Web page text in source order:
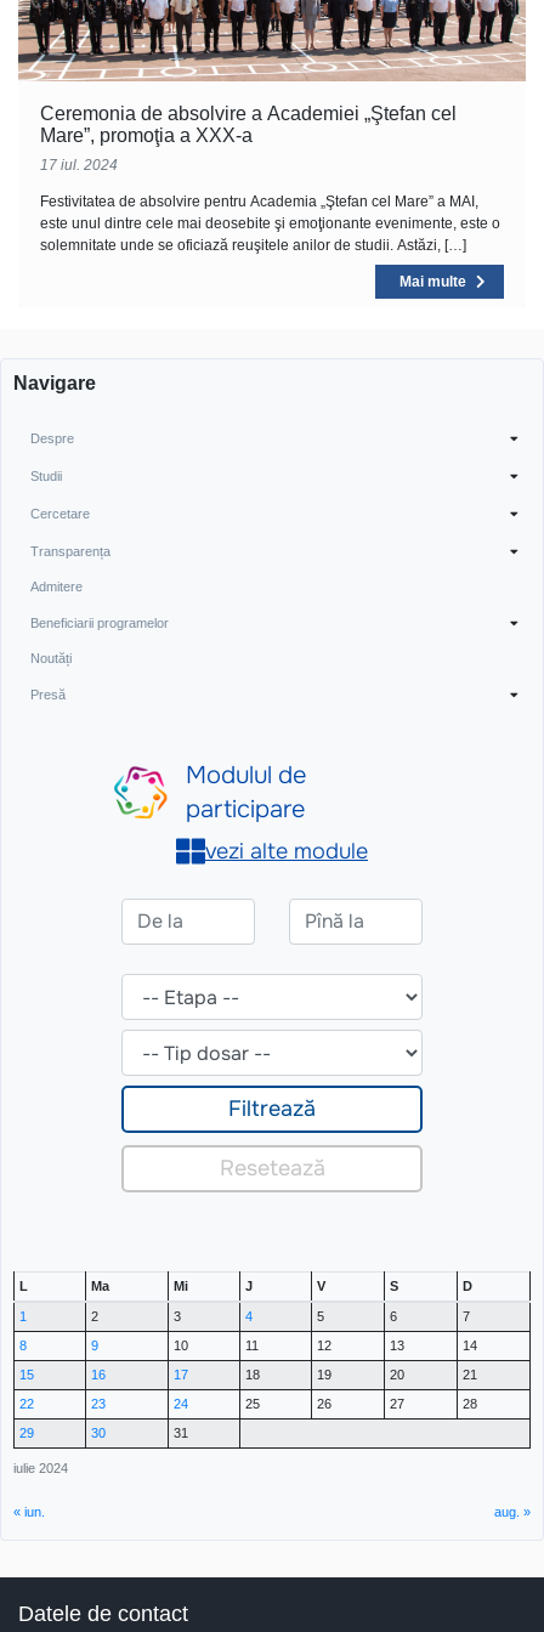
Ceremonia de absolvire a Academiei „Ştefan cel
Mare”, promoţia a XXX-a
17 iul. 2024
Festivitatea de absolvire pentru Academia „Ştefan cel Mare” a MAI,
este unul dintre cele mai deosebite şi emoţionante evenimente, este o
solemnitate unde se oficiază reuşitele anilor de studii. Astăzi, […]
Mai multe
Navigare
Despre
Studii
Cercetare
Transparența
Admitere
Beneficiarii programelor
Noutăți
Presă
iulie 2024
L Ma Mi J V S D
1 2 3 4 5 6
7
8
9 10 11 12 13
14
15
16 17 18 19 20
21
22
23 24 25 26 27
28
29
30 31
« iun. aug. »
Datele de contact